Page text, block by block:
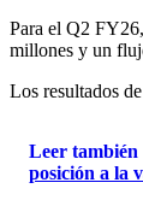
Para el Q2
millones y un
Los resultados
Leer también
posición a la